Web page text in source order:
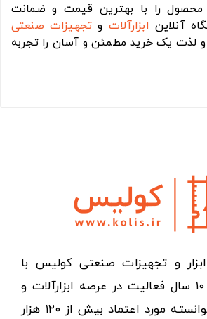
محصول را با بهترین قیمت و ضمانت
آنلاین ابزارآلات وتجهیزات صنعتی
و لذت یک خرید مطمئن و آسان را تجربه
ابزار و تجهیزات صنعتی کولیس با
افتخار نزدیک به ۱۰ سال فعالیت در عرصه ابزارآلات و
کالاهای صنعتی توانسته مورد اعتماد بیش از ۱۲۰ هزار